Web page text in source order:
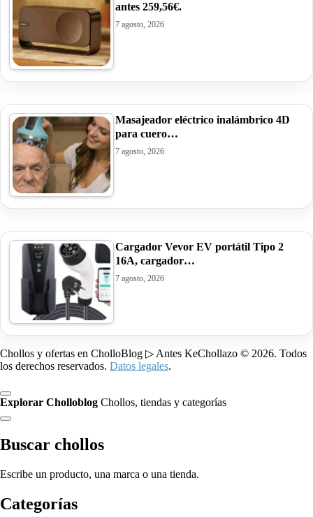
antes 259,56€.
7 agosto, 2026
Masajeador eléctrico inalámbrico 4D
para cuero…
7 agosto, 2026
Cargador Vevor EV portátil Tipo 2
16A, cargador…
7 agosto, 2026
Chollos y ofertas en CholloBlog ▷ Antes KeChollazo © 2026. Todos
los derechos reservados. Datos legales.
Explorar Cholloblog Chollos, tiendas y categorías
Buscar chollos
Escribe un producto, una marca o una tienda.
Categorías